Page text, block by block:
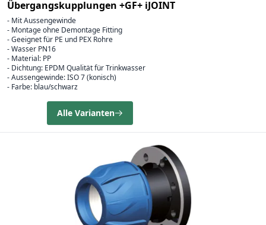
Übergangskupplungen +GF+ iJOINT
- Mit Aussengewinde
- Montage ohne Demontage Fitting
- Geeignet für PE und PEX Rohre
- Wasser PN16
- Material: PP
- Dichtung: EPDM Qualität für Trinkwasser
- Aussengewinde: ISO 7 (konisch)
- Farbe: blau/schwarz
Alle Varianten